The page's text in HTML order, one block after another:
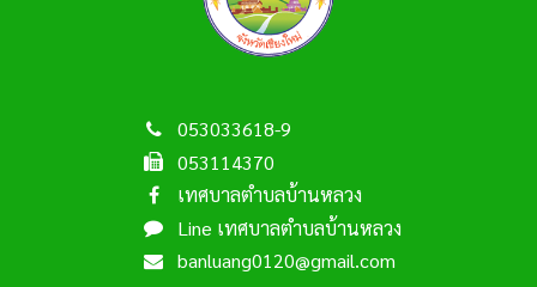
053033618-9
053114370
เทศบาลตำบลบ้านหลวง
Line เทศบาลตำบลบ้านหลวง
banluang0120@gmail.com